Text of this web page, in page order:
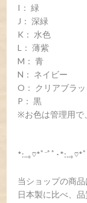
I： 緑
J： 深緑
K： 水色
L： 薄紫
M： 青
N： ネイビー
O： クリアブラッ
P： 黒
※お色は管理用で
*:..｡♡*ﾟ¨ﾟﾟ･*:..｡♡*
当ショップの商品
日本製に比べ、品